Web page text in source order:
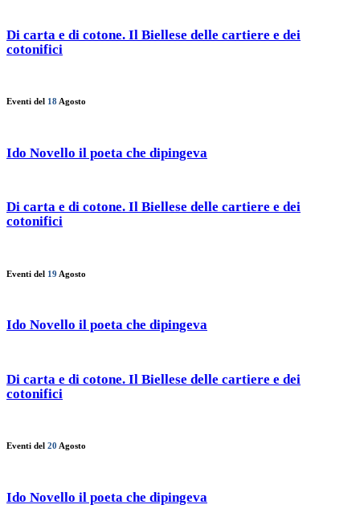
Di carta e di cotone. Il Biellese delle cartiere e dei
cotonifici
Eventi del 18 Agosto
Ido Novello il poeta che dipingeva
Di carta e di cotone. Il Biellese delle cartiere e dei
cotonifici
Eventi del 19 Agosto
Ido Novello il poeta che dipingeva
Di carta e di cotone. Il Biellese delle cartiere e dei
cotonifici
Eventi del 20 Agosto
Ido Novello il poeta che dipingeva